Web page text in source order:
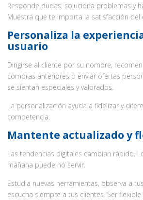
Responde dudas, soluciona problemas y
Muestra que te importa la satisfacción del
Personaliza la
usuario
Dirigirse al cliente por su nombre,
compras anteriores o enviar ofertas
se sientan especiales y valorados.
La personalización ayuda a fidelizar y
competencia.
Mantente actualizado y
Las tendencias digitales cambian rápido.
mañana puede no servir.
Estudia nuevas herramientas, observa a
escucha siempre a tus clientes. Ser